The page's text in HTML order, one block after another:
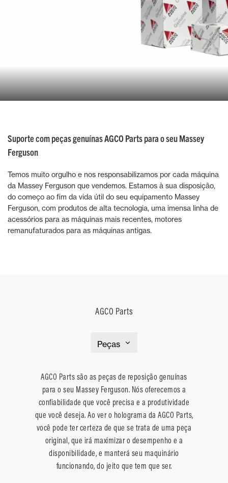
Suporte com peças genuínas AGCO Parts para o seu Massey
Ferguson
Temos muito orgulho e nos responsabilizamos por cada máquina
da Massey Ferguson que vendemos. Estamos à sua disposição,
do começo ao fim da vida útil do seu equipamento Massey
Ferguson, com produtos de alta tecnologia, uma imensa linha de
acessórios para as máquinas mais recentes, motores
remanufaturados para as máquinas antigas.
AGCO Parts
AGCO Parts são as peças de reposição genuínas
para o seu Massey Ferguson. Nós oferecemos a
confiabilidade que você precisa e a produtividade
que você deseja. Ao ver o holograma da AGCO Parts,
você pode ter certeza de que se trata de uma peça
original, que irá maximizar o desempenho e a
disponibilidade, e manterá seu maquinário
funcionando, do jeito que tem que ser.